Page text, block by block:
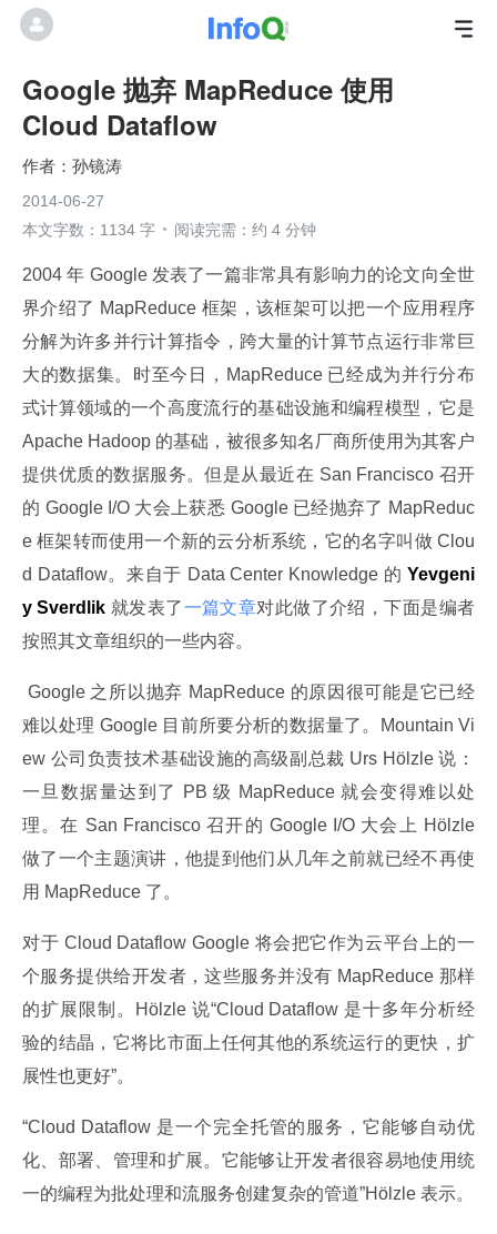
Google 抛弃 MapReduce 使用
Cloud Dataflow
孙镜涛
2014-06-27
本文字数：1134 字
阅读完需：约 4 分钟
2004 年 Google 发表了一篇非常具有影响力的论文向全世
界介绍了 MapReduce 框架，该框架可以把一个应用程序
分解为许多并行计算指令，跨大量的计算节点运行非常巨
大的数据集。时至今日，MapReduce 已经成为并行分布
式计算领域的一个高度流行的基础设施和编程模型，它是
Apache Hadoop 的基础，被很多知名厂商所使用为其客户
提供优质的数据服务。但是从最近在 San Francisco 召开
的 Google I/O 大会上获悉 Google 已经抛弃了 MapReduc
e 框架转而使用一个新的云分析系统，它的名字叫做 Clou
d Dataflow。来自于 Data Center Knowledge 的 Yevgeni
y Sverdlik 就发表了一篇文章对此做了介绍，下面是编者
按照其文章组织的一些内容。
难以处理 Google 目前所要分析的数据量了。Mountain Vi
ew 公司负责技术基础设施的高级副总裁 Urs Hölzle 说：
一旦数据量达到了 PB 级 MapReduce 就会变得难以处
理。在 San Francisco 召开的 Google I/O 大会上 Hölzle
做了一个主题演讲，他提到他们从几年之前就已经不再使
用 MapReduce 了。
对于 Cloud Dataflow Google 将会把它作为云平台上的一
个服务提供给开发者，这些服务并没有 MapReduce 那样
的扩展限制。Hölzle 说“Cloud Dataflow 是十多年分析经
验的结晶，它将比市面上任何其他的系统运行的更快，扩
展性也更好”。
“Cloud Dataflow 是一个完全托管的服务，它能够自动优
化、部署、管理和扩展。它能够让开发者很容易地使用统
一的编程为批处理和流服务创建复杂的管道”Hölzle 表示。